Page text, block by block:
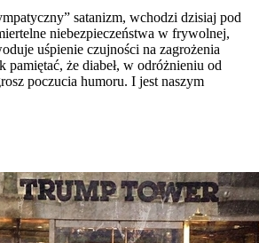
satanizm, wchodzi dzisiaj pod
niebezpieczeństwa w frywolnej,
uśpienie czujności na zagrożenia
pamiętać, że diabeł, w odróżnieniu od
poczucia humoru. I jest naszym